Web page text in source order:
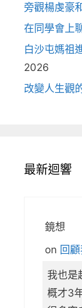
旁觀楊虔豪
在同學會上
白沙屯媽祖
2026
改變人生觀
最新迴響
鏡想
on 回
我也是
概才3